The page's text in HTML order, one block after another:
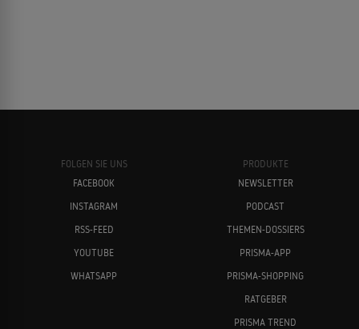
FOLGEN SIE UNS
FACEBOOK
INSTAGRAM
RSS-FEED
YOUTUBE
WHATSAPP
PRODUKTE
NEWSLETTER
PODCAST
THEMEN-DOSSIERS
PRISMA-APP
PRISMA-SHOPPING
RATGEBER
PRISMA TREND